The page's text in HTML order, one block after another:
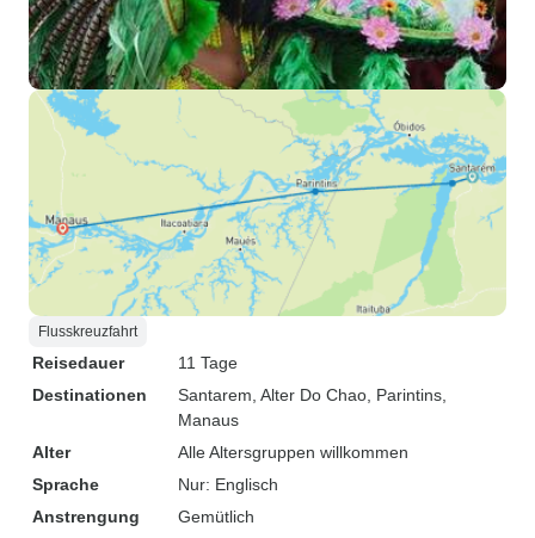
Flusskreuzfahrt
Reisedauer
11 Tage
Destinationen
Santarem , Alter Do Chao , Parintins
Manaus
Alter
Alle Altersgruppen willkommen
Sprache
Nur: Englisch
Anstrengung
Gemütlich